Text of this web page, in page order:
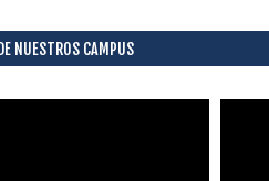
NUESTROS CAMPUS